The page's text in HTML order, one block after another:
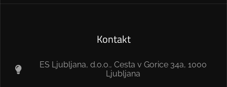
Kontakt
ES Ljubljana, d.o.o., Cesta v Gorice 34a, 1000
Ljubljana